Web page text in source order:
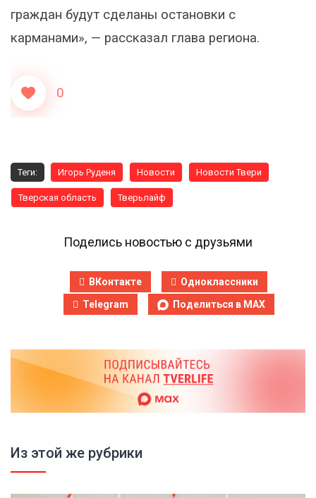
граждан будут сделаны остановки с
карманами», — рассказал глава региона.
0
Теги: Игорь Руденя Новости Новости Твери
Тверская область Тверьлайф
Поделись новостью с друзьями
ВКонтакте
Одноклассники
Telegram
Поделиться в MAX
Из этой же рубрики